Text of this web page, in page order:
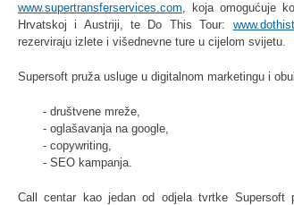
www.supertransferservices.com, koja omogućuje
Hrvatskoj i Austriji, te Do This Tour:
rezerviraju izlete i višednevne ture u cijelom svijetu.
Supersoft pruža usluge u digitalnom marketingu i
- društvene mreže,
- oglašavanja na google,
- copywriting,
- SEO kampanja.
Call centar kao jedan od odjela tvrtke Supersoft